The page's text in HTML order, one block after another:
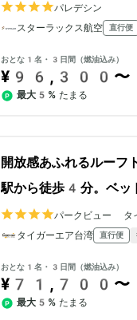
パレデシン
スターラックス航空
直行便
おとな1名・3日間（燃油込み）
¥96,300〜
最大5% たまる
開放感あふれるルーフ
駅から徒歩4分。ベ
パークビュー タ
タイガーエア台湾
直行便
おとな1名・3日間（燃油込み）
¥71,700〜
最大5% たまる